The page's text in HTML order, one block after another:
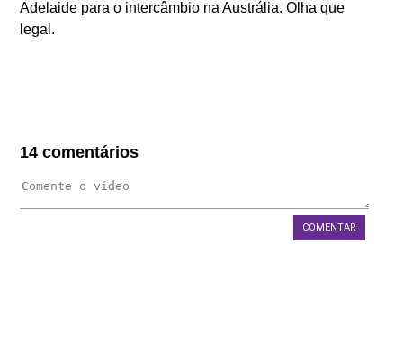
BLOG
TRABALHE CONOSCO
DEPOIMENTOS
Adelaide para o intercâmbio na Austrália. Olha que
legal.
14 comentários
COMENTAR